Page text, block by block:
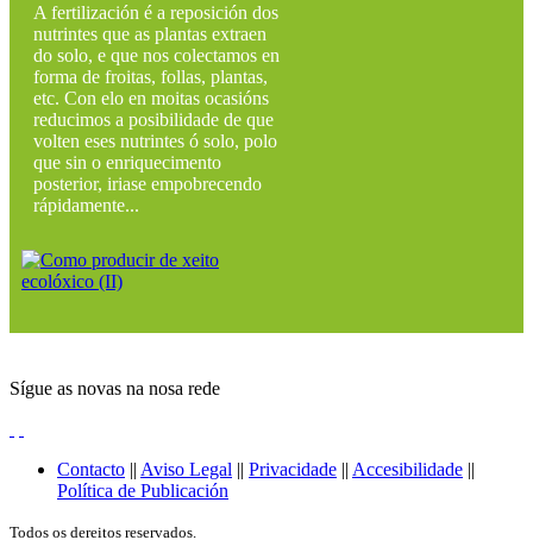
A fertilización é a reposición dos
nutrintes que as plantas extraen
do solo, e que nos colectamos en
forma de froitas, follas, plantas,
etc. Con elo en moitas ocasións
reducimos a posibilidade de que
volten eses nutrintes ó solo, polo
que sin o enriquecimento
posterior, iriase empobrecendo
rápidamente...
Sígue as novas na nosa rede
Contacto || Aviso Legal || Privacidade || Accesibilidade ||
Política de Publicación
Todos os dereitos reservados.